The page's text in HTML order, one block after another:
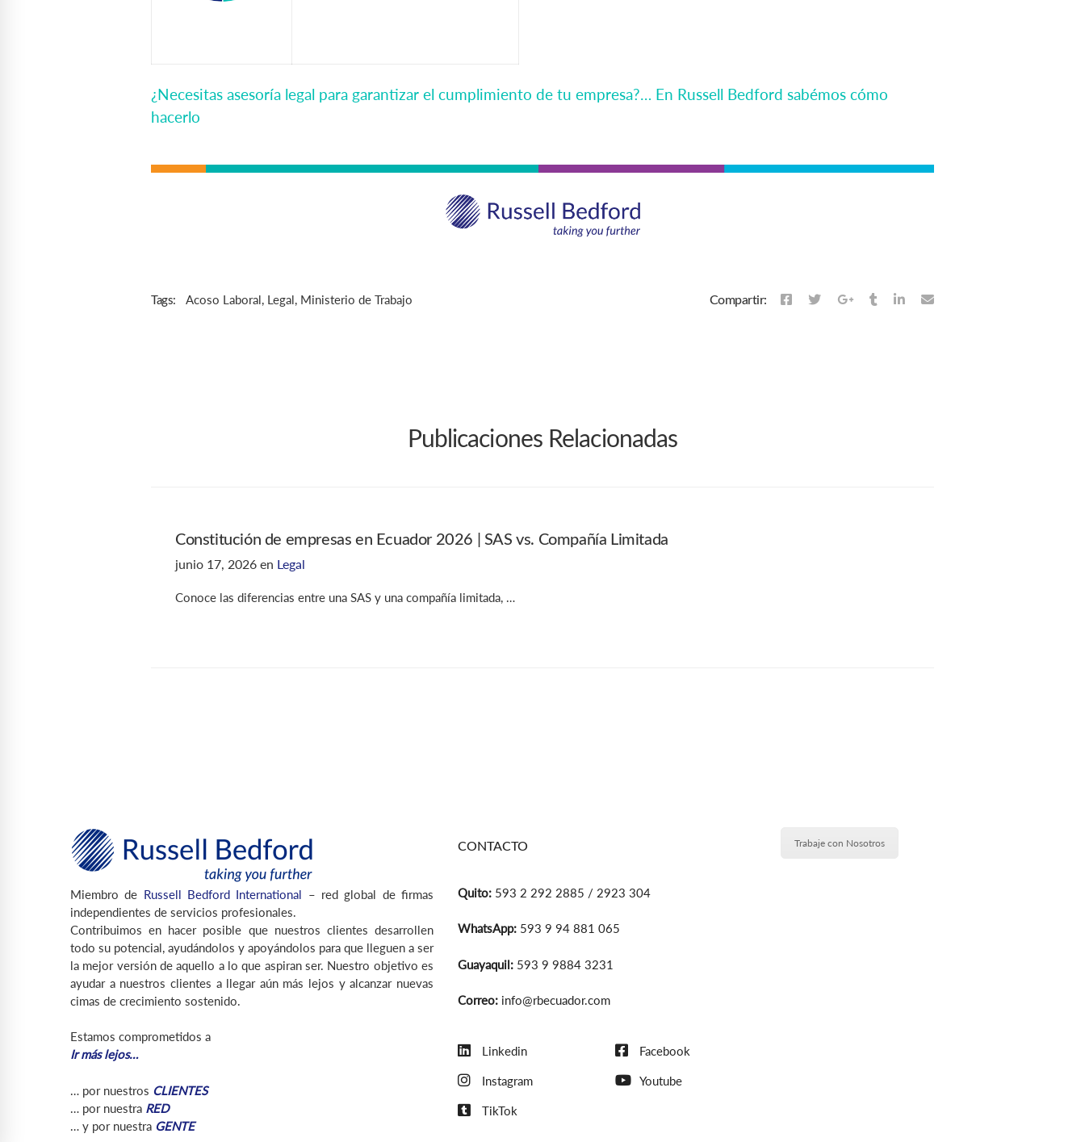
¿Necesitas asesoría legal para garantizar el cumplimiento de tu empresa?… En Russell Bedford sabémos cómo
hacerlo
Tags: Acoso Laboral, Legal, Ministerio de Trabajo Compartir:
Publicaciones Relacionadas
Constitución de empresas en Ecuador 2026 | SAS vs. Compañía Limitada
junio 17, 2026 en Legal
Conoce las diferencias entre una SAS y una compañía limitada, …
Miembro de Russell Bedford International – red global de firmas
independientes de servicios profesionales.
Contribuimos en hacer posible que nuestros clientes desarrollen
todo su potencial, ayudándolos y apoyándolos para que lleguen a ser
la mejor versión de aquello a lo que aspiran ser. Nuestro objetivo es
ayudar a nuestros clientes a llegar aún más lejos y alcanzar nuevas
cimas de crecimiento sostenido.
Estamos comprometidos a
Ir más lejos…
… por nuestros CLIENTES
… por nuestra RED
… y por nuestra GENTE
CONTACTO
Quito: 593 2 292 2885 / 2923 304
WhatsApp: 593 9 94 881 065
Guayaquil: 593 9 9884 3231
Correo: info@rbecuador.com
Linkedin Facebook
Instagram Youtube
TikTok
Trabaje con Nosotros